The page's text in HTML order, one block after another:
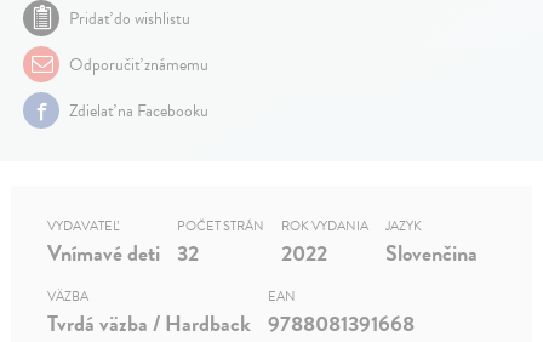
Pridať do wishlistu
Odporučiť známemu
Zdielať na Facebooku
VYDAVATEĽ
Vnímavé deti
POČET STRÁN
32
ROK VYDANIA
2022
JAZYK
Slovenčina
VÄZBA
Tvrdá väzba / Hardback
EAN
9788081391668